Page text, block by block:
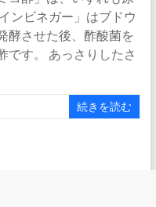
ンビネガー」はブドウ
酵させた後、酢酸菌を
です。 あっさりしたさ
続きを読む